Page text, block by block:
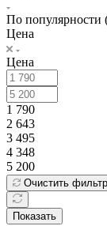
По популярности
Цена
Цена
1 790
2 643
3 495
4 348
5 200
Очистить фильтр
Показать